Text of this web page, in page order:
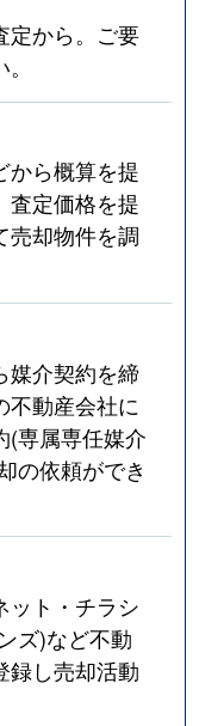
吹上(愛知)
自由ケ丘(愛知)
自由ケ丘(愛知)
自由ケ丘(愛知)
自由ケ丘(愛知)
覚王山
覚王山
覚王山
千種
星ケ丘(愛知)
定から。ご要
から概算を提
査定価格を提
売却物件を調
媒介契約を締
不動産会社に
(専属専任媒介
の依頼ができ
ット・チラシ
ズ)など不動
録し売却活動